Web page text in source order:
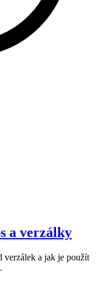
a verzálky
verzálek a jak je použít